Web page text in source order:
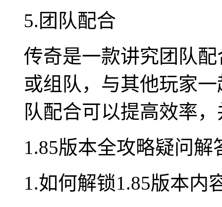
5.团队配合
传奇是一款讲究团队
或组队，与其他玩家
队配合可以提高效率
1.85版本全攻略疑问解
1.如何解锁1.85版本内